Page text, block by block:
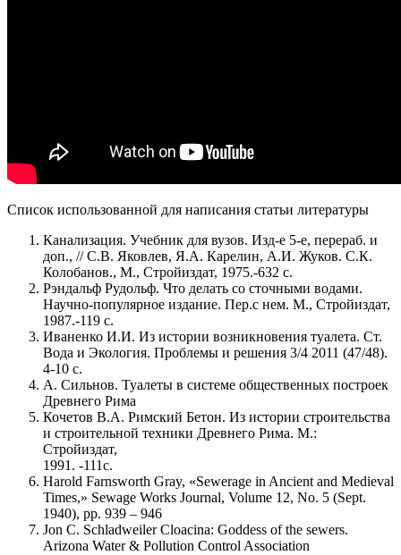
Список использованной для написания статьи литературы
Канализация. Учебник для вузов. Изд-е 5-е, перераб. и
доп., // С.В. Яковлев, Я.А. Карелин, А.И. Жуков. С.К.
Колобанов., М., Стройиздат, 1975.-632 с.
Рэндальф Рудольф. Что делать со сточными водами.
Научно-популярное издание. Пер.с нем. М., Стройиздат,
1987.-119 с.
Иваненко И.И. Из истории возникновения туалета. Ст.
Вода и Экология. Проблемы и решения 3/4 2011 (47/48).
4-10 с.
А. Сильнов. Туалеты в системе общественных построек
Древнего Рима
Кочетов В.А. Римский Бетон. Из истории строительства
и строительной техники Древнего Рима. М.:
Стройиздат,
1991. -111с.
Harold Farnsworth Gray, «Sewerage in Ancient and Medieval
Times,» Sewage Works Journal, Volume 12, No. 5 (Sept.
1940), pp. 939 – 946
Jon C. Schladweiler Cloacina: Goddess of the sewers.
Arizona Water & Pollution Control Association